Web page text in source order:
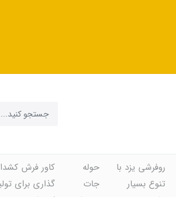
روفرشی یزد با
تنوع بسیار
حوله
جات
کاور فرش
گذاری برای